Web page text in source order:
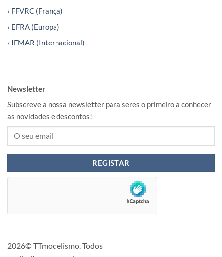
› FFVRC (França)
› EFRA (Europa)
› IFMAR (Internacional)
Newsletter
Subscreve a nossa newsletter para seres o primeiro a conhecer
as novidades e descontos!
2026© TTmodelismo. Todos